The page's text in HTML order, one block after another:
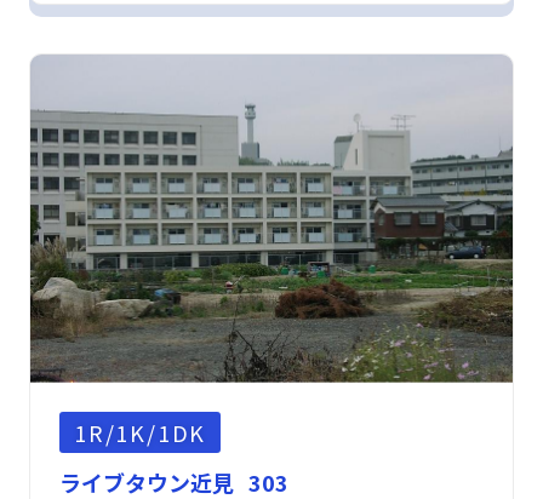
1R/1K/1DK
ライブタウン近見 303